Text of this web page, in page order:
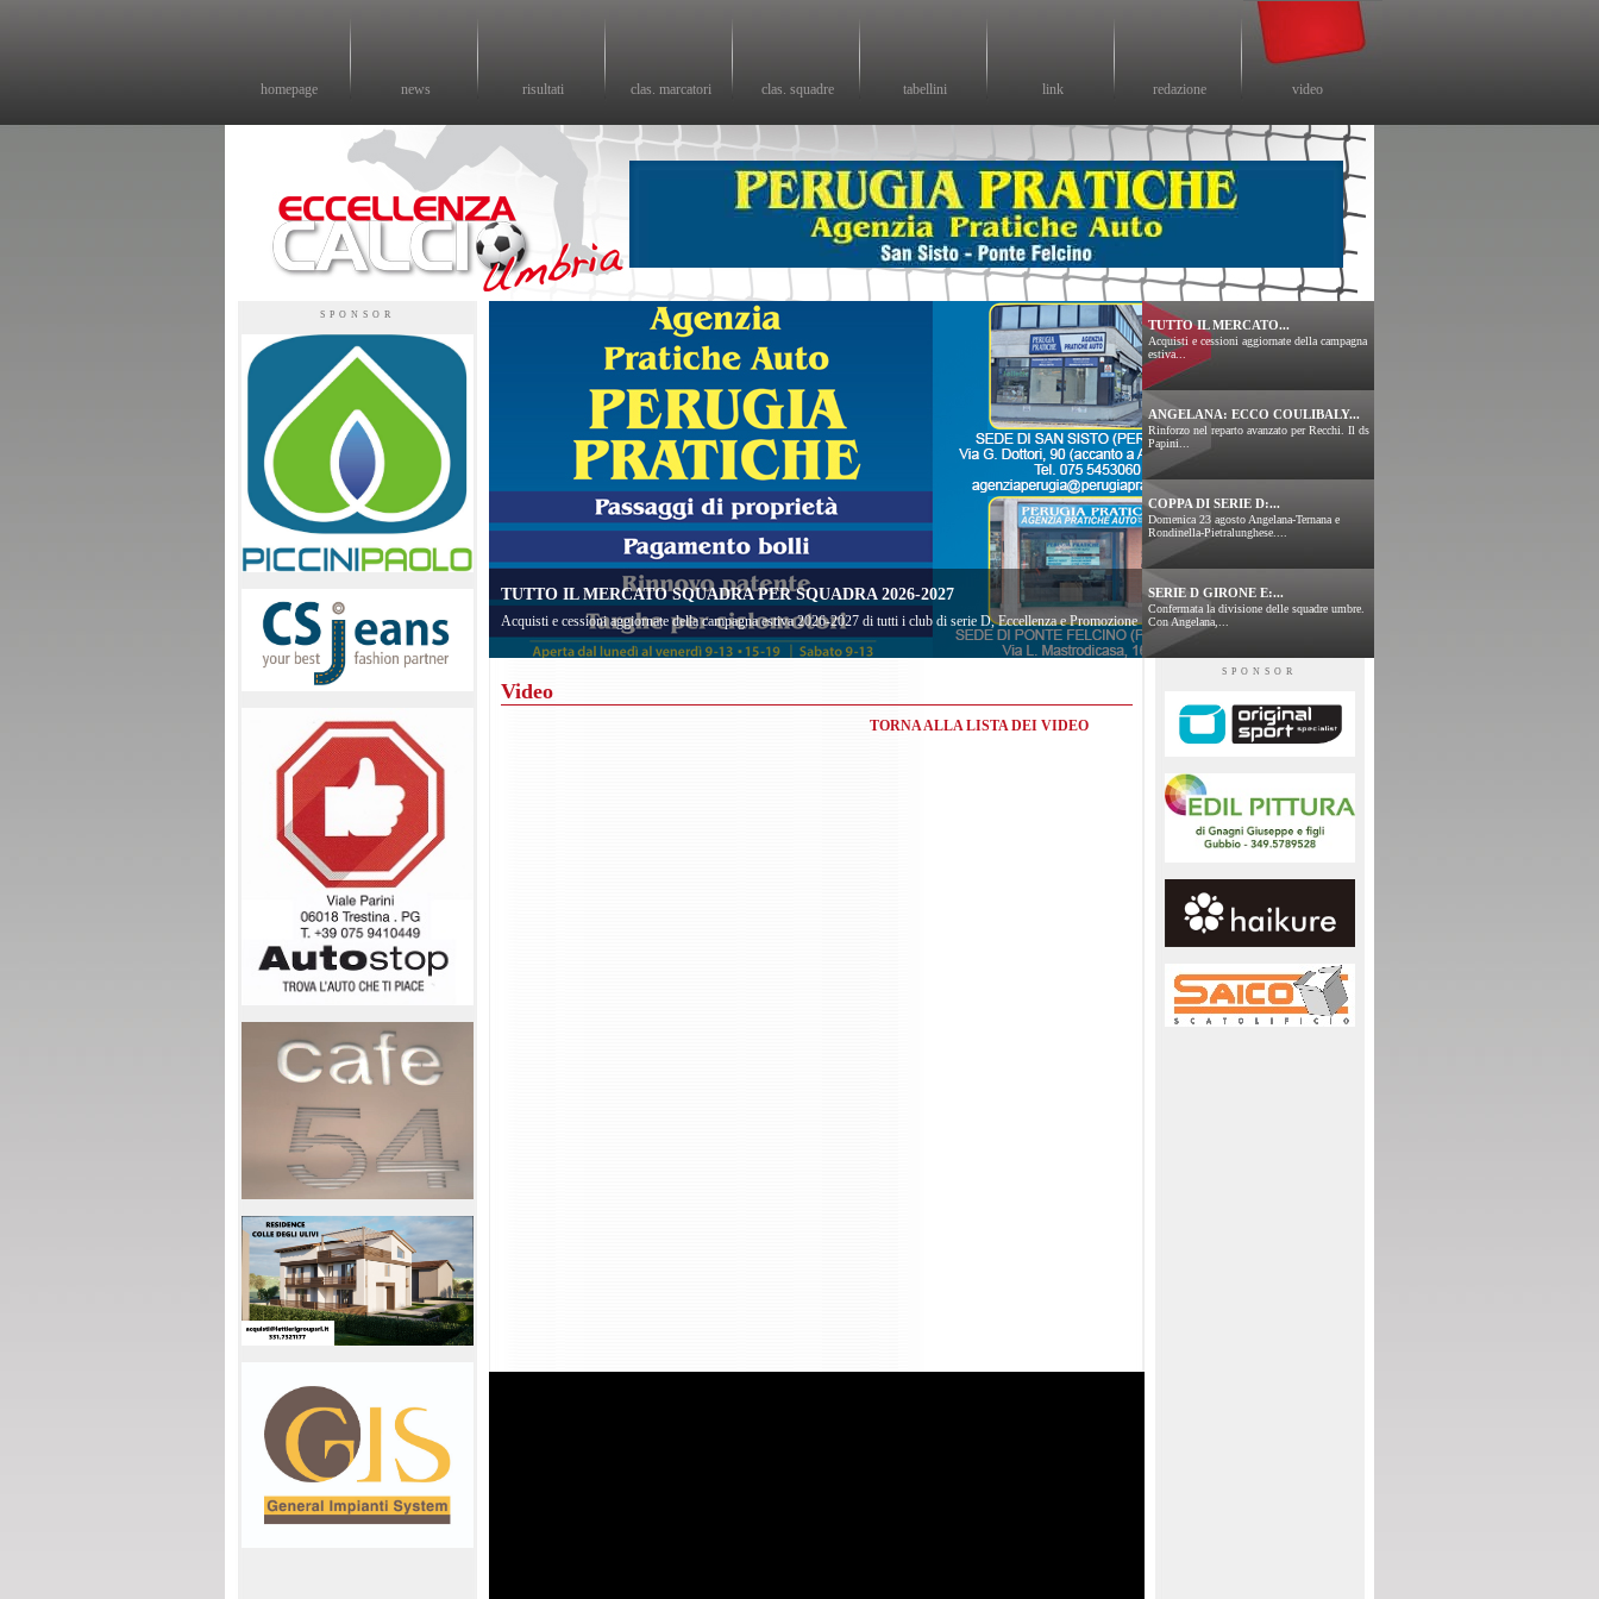
homepage news risultati clas. marcatori clas. squadre tabellini link redazione video
SPONSOR
TUTTO IL MERCATO SQUADRA PER SQUADRA 2026-2027
Acquisti e cessioni aggiornate della campagna estiva 2026-2027 di tutti i club di serie D, Eccellenza e Promozione
TUTTO IL MERCATO...
Acquisti e cessioni aggiornate della campagna
estiva...
ANGELANA: ECCO COULIBALY...
Rinforzo nel reparto avanzato per Recchi. Il ds
Papini...
COPPA DI SERIE D:...
Domenica 23 agosto Angelana-Ternana e
Rondinella-Pietralunghese....
SERIE D GIRONE E:...
Confermata la divisione delle squadre umbre.
Con Angelana,...
Video
TORNA ALLA LISTA DEI VIDEO
SPONSOR